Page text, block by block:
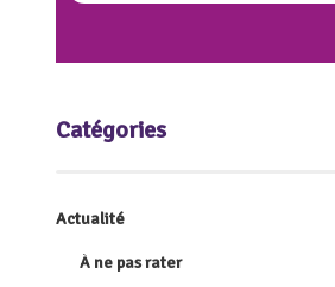
Catégories
Actualité
À ne pas rater